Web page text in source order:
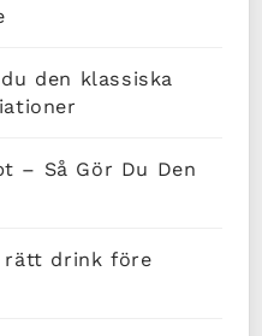
den klassiska
– Så Gör Du Den
rätt drink före